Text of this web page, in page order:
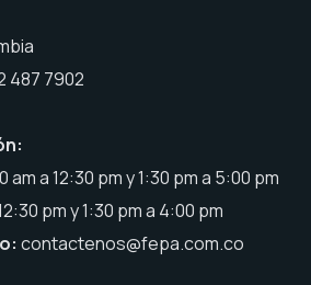
487 7902
am a 12:30 pm y 1:30 pm a 5:00 pm
pm y 1:30 pm a 4:00 pm
contactenos@fepa.com.co